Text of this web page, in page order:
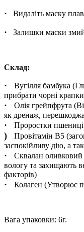
· Видаліть маску
· Залишки маски
Склад:
·
Вугілля бамбука
прибрати чорні
·
Олія грейпфрута
як дренаж,
· Проростки пшениці
)
Провітамін В5
заспокійливу дію, а
·
Сквалан
вологу та захищають
факторів)
· Колаген (Утворює
Вага упаковки: 6г.